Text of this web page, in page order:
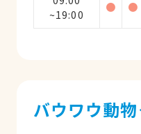
~19:00
● ●
バウワウ動